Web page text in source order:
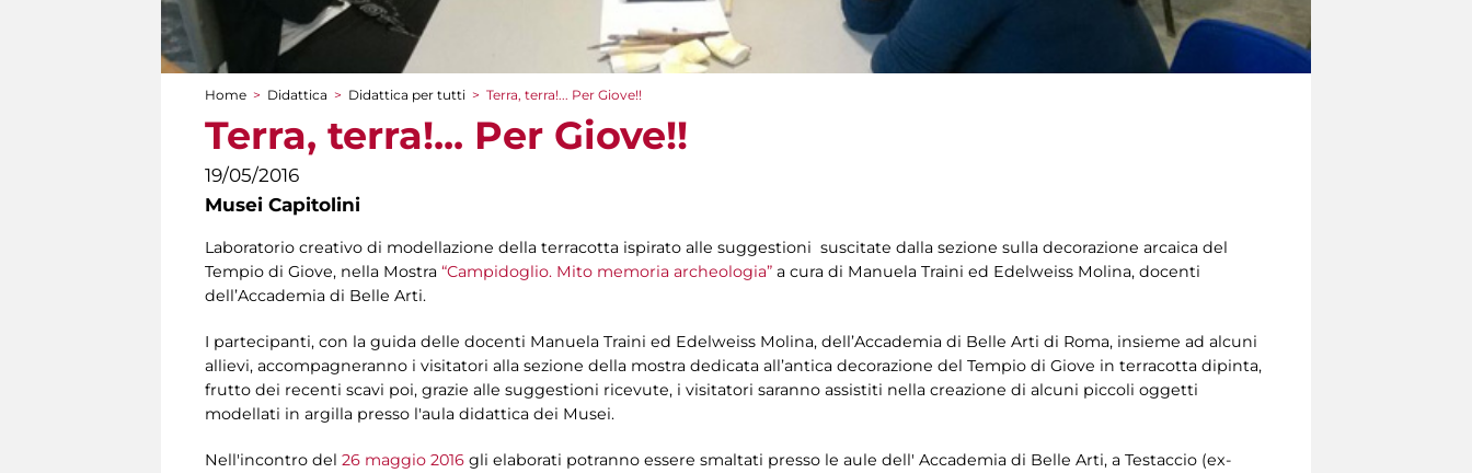
Tu sei qui
Home > Didattica > Didattica per tutti > Terra, terra!... Per Giove!!
Terra, terra!... Per Giove!!
19/05/2016
Musei Capitolini
Laboratorio creativo di modellazione della terracotta ispirato alle suggestioni suscitate dalla sezione sulla decorazione arcaica del
Tempio di Giove, nella Mostra “Campidoglio. Mito memoria archeologia” a cura di Manuela Traini ed Edelweiss Molina, docenti
dell’Accademia di Belle Arti.
I partecipanti, con la guida delle docenti Manuela Traini ed Edelweiss Molina, dell’Accademia di Belle Arti di Roma, insieme ad alcuni
allievi, accompagneranno i visitatori alla sezione della mostra dedicata all’antica decorazione del Tempio di Giove in terracotta dipinta,
frutto dei recenti scavi poi, grazie alle suggestioni ricevute, i visitatori saranno assistiti nella creazione di alcuni piccoli oggetti
modellati in argilla presso l'aula didattica dei Musei.
Nell'incontro del 26 maggio 2016 gli elaborati potranno essere smaltati presso le aule dell' Accademia di Belle Arti, a Testaccio (ex-